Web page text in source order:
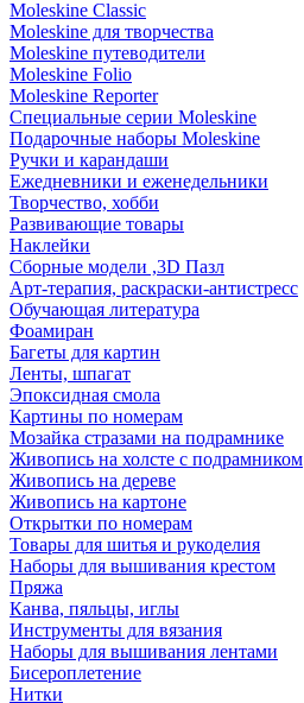
Moleskine Classic
Moleskine для творчества
Moleskine путеводители
Moleskine Folio
Moleskine Reporter
Специальные серии Moleskine
Подарочные наборы Moleskine
Ручки и карандаши
Ежедневники и еженедельники
Творчество, хобби
Развивающие товары
Наклейки
Сборные модели ,3D Пазл
Арт-терапия, раскраски-антистресс
Обучающая литература
Фоамиран
Багеты для картин
Ленты, шпагат
Эпоксидная смола
Картины по номерам
Мозайка стразами на подрамнике
Живопись на холсте с подрамником
Живопись на дереве
Живопись на картоне
Открытки по номерам
Товары для шитья и рукоделия
Наборы для вышивания крестом
Пряжа
Канва, пяльцы, иглы
Инструменты для вязания
Наборы для вышивания лентами
Бисероплетение
Нитки